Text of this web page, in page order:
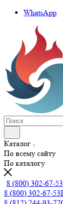
WhatsApp
Каталог
По всему сайту
По каталогу
8 (800) 302-67-53
8 (800) 302-67-53